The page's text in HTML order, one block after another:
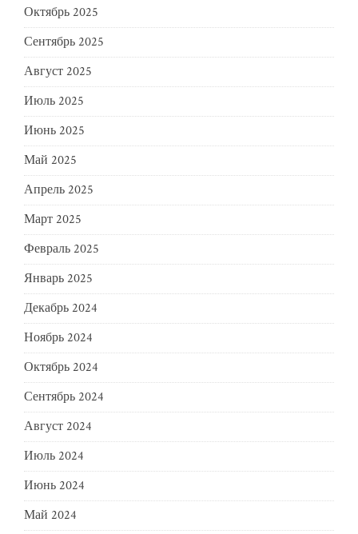
Октябрь 2025
Сентябрь 2025
Август 2025
Июль 2025
Июнь 2025
Май 2025
Апрель 2025
Март 2025
Февраль 2025
Январь 2025
Декабрь 2024
Ноябрь 2024
Октябрь 2024
Сентябрь 2024
Август 2024
Июль 2024
Июнь 2024
Май 2024